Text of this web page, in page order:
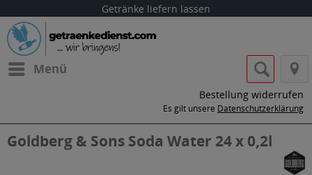
Getränke liefern lassen
Menü
Bestellung widerrufen
Es gilt unsere Datenschutzerklärung
Goldberg & Sons Soda Water 24 x 0,2l